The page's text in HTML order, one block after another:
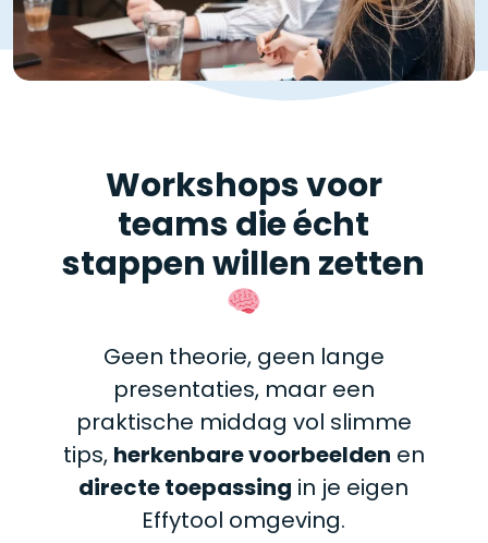
Workshops voor
teams die écht
stappen willen zetten
Geen theorie, geen lange
presentaties, maar een
praktische middag vol slimme
tips, herkenbare voorbeelden en
directe toepassing in je eigen
Effytool omgeving.